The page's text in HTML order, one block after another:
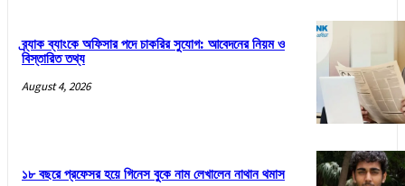
ব্র্যাক ব্যাংকে অফিসার পদে চাকরির সুযোগ: আবেদনের নিয়ম ও
বিস্তারিত তথ্য
August 4, 2026
১৮ বছরে প্রফেসর হয়ে গিনেস বুকে নাম লেখালেন নাথান থমাস